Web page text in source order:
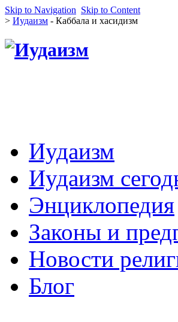
Skip to Navigation Skip to Content
> Иудаизм - Каббала и хасидизм
Иудаизм
Иудаизм
Энциклопедия
Законы и
Новости
Блог